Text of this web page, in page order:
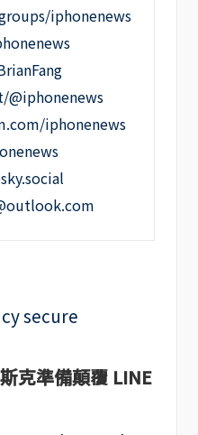
iphonenews
@iphonenews
iphonenews
克準備顛覆 LINE